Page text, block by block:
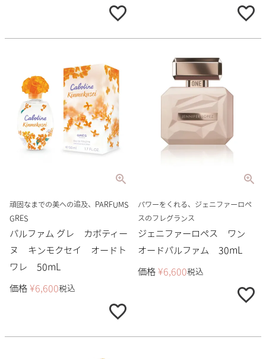
頑固なまでの美への追及、PARFUMS
GRES
パルファム グレ カボティー
ヌ キンモクセイ オードト
ワレ 50mL
価格 ¥6,600税込
パワーをくれる、ジェニファーロペ
スのフレグランス
ジェニファーロペス ワン
オードパルファム 30mL
価格 ¥6,600税込